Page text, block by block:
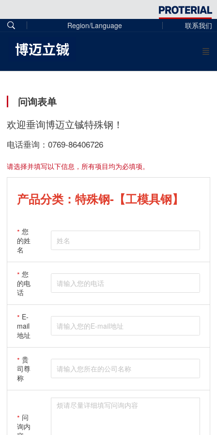
Region/Language 联系我们
问询表单
欢迎垂询博迈立铖特殊钢！
电话垂询：0769-86406726
请选择并填写以下信息，所有项目均为必填项。
产品分类：特殊钢-【工模具钢】
您
的姓
名
您
的电
话
E-
mail
地址
贵
司尊
称
问
询内